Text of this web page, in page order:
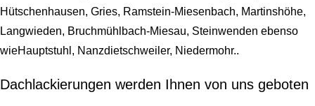
Hütschenhausen, Gries, Ramstein-Miesenbach, Martinshöhe,
Langwieden, Bruchmühlbach-Miesau, Steinwenden ebenso
wieHauptstuhl, Nanzdietschweiler, Niedermohr..
Dachlackierungen werden Ihnen von uns geboten